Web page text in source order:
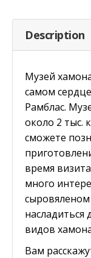
Description
Музей
самом
Рамблас.
около 2 тыс.
сможете
время
много
сыровяленом
насладиться
видов
Вам